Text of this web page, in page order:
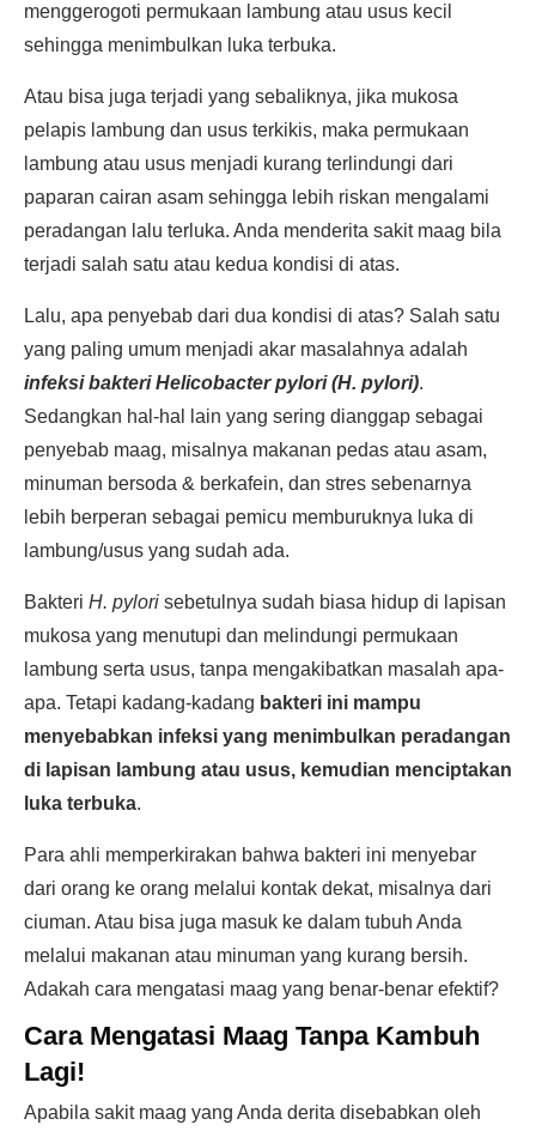
menggerogoti permukaan lambung atau usus kecil
sehingga menimbulkan luka terbuka.
Atau bisa juga terjadi yang sebaliknya, jika mukosa
pelapis lambung dan usus terkikis, maka permukaan
lambung atau usus menjadi kurang terlindungi dari
paparan cairan asam sehingga lebih riskan mengalami
peradangan lalu terluka. Anda menderita sakit maag bila
terjadi salah satu atau kedua kondisi di atas.
Lalu, apa penyebab dari dua kondisi di atas? Salah satu
yang paling umum menjadi akar masalahnya adalah
infeksi bakteri Helicobacter pylori (H. pylori).
Sedangkan hal-hal lain yang sering dianggap sebagai
penyebab maag, misalnya makanan pedas atau asam,
minuman bersoda & berkafein, dan stres sebenarnya
lebih berperan sebagai pemicu memburuknya luka di
lambung/usus yang sudah ada.
Bakteri H. pylori sebetulnya sudah biasa hidup di lapisan
mukosa yang menutupi dan melindungi permukaan
lambung serta usus, tanpa mengakibatkan masalah apa-
apa. Tetapi kadang-kadang bakteri ini mampu
menyebabkan infeksi yang menimbulkan peradangan
di lapisan lambung atau usus, kemudian menciptakan
luka terbuka.
Para ahli memperkirakan bahwa bakteri ini menyebar
dari orang ke orang melalui kontak dekat, misalnya dari
ciuman. Atau bisa juga masuk ke dalam tubuh Anda
melalui makanan atau minuman yang kurang bersih.
Adakah cara mengatasi maag yang benar-benar efektif?
Cara Mengatasi Maag Tanpa Kambuh
Lagi!
Apabila sakit maag yang Anda derita disebabkan oleh